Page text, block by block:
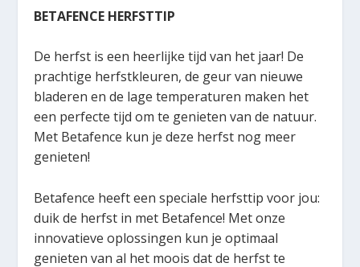
BETAFENCE HERFSTTIP
De herfst is een heerlijke tijd van het jaar! De
prachtige herfstkleuren, de geur van nieuwe
bladeren en de lage temperaturen maken het
een perfecte tijd om te genieten van de natuur.
Met Betafence kun je deze herfst nog meer
genieten!
Betafence heeft een speciale herfsttip voor jou:
duik de herfst in met Betafence! Met onze
innovatieve oplossingen kun je optimaal
genieten van al het moois dat de herfst te